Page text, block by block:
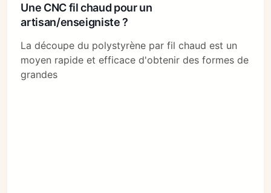
Une CNC fil chaud pour un
artisan/enseigniste ?
La découpe du polystyrène par fil chaud est un
moyen rapide et efficace d'obtenir des formes de
grandes